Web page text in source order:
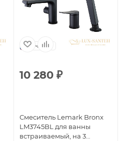
Чехия
10 280 ₽
Смеситель Lemark Bronx
LM3745BL для ванны
встраиваемый, на 3